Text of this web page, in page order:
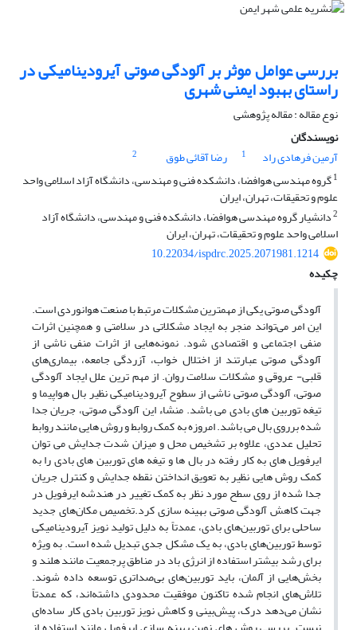
بررسی عوامل موثر بر آلودگی صوتی آیرودینامیکی در
راستای بهبود ایمنی شهری
نوع مقاله : مقاله پژوهشی
نویسندگان
آرمین فرهادی راد
1 رضا آقائی طوق
2
1گروه مهندسی هوافضا، دانشکده فنی و مهندسی، دانشگاه آزاد اسلامی واحد
علوم و تحقیقات، تهران، ایران
2دانشیار گروه مهندسی هوافضا، دانشکده فنی و مهندسی، دانشگاه آزاد
اسلامی واحد علوم و تحقیقات، تهران، ایران
10.22034/ispdrc.2025.2071981.1214
چکیده
آلودگی صوتی یکی از مهمترین مشکلات مرتبط با صنعت هوانوردی است.
این امر می‌تواند منجر به ایجاد مشکلاتی در سلامتی و همچنین اثرات
منفی اجتماعی و اقتصادی شود. نمونه‌هایی از اثرات منفی ناشی از
آلودگی صوتی عبارتند از اختلال خواب، آزردگی جامعه، بیماری‌های
قلبی- عروقی و مشکلات سلامت روان. از مهم ترین علل ایجاد آلودگی
صوتی، آلودگی صوتی ناشی از سطوح آیرودینامیکی نظیر بال هواپیما و
تیغه توربین های بادی می باشد. منشاء این آلودگی صوتی، جریان جدا
شده برروی بال می باشد. امروزه به کمک روابط و روش هایی مانند روابط
تحلیل عددی، علاوه بر تشخیص محل و میزان شدت جدایش می توان
ایرفویل های به کار رفته در بال ها و تیغه های توربین های بادی را به
کمک روش هایی نظیر به تعویق انداختن نقطه جدایش و کنترل جریان
جدا شده از روی سطح مورد نظر به کمک تغییر در هندشه ایرفویل در
جهت کاهش آلودگی صوتی بهینه سازی کرد.تخصیص مکان‌های جدید
ساحلی برای توربین‌های بادی، عمدتاً به دلیل تولید نویز آیرودینامیکی
توسط توربین‌های بادی، به یک مشکل جدی تبدیل شده است. به ویژه
برای رشد بیشتر استفاده از انرژی باد در مناطق پرجمعیت مانند هلند و
بخش‌هایی از آلمان، باید توربین‌های بی‌صداتری توسعه داده شوند.
تلاش‌های انجام شده تاکنون موفقیت محدودی داشته‌اند، که عمدتاً
نشان می‌دهد درک، پیش‌بینی و کاهش نویز توربین بادی کار ساده‌ای